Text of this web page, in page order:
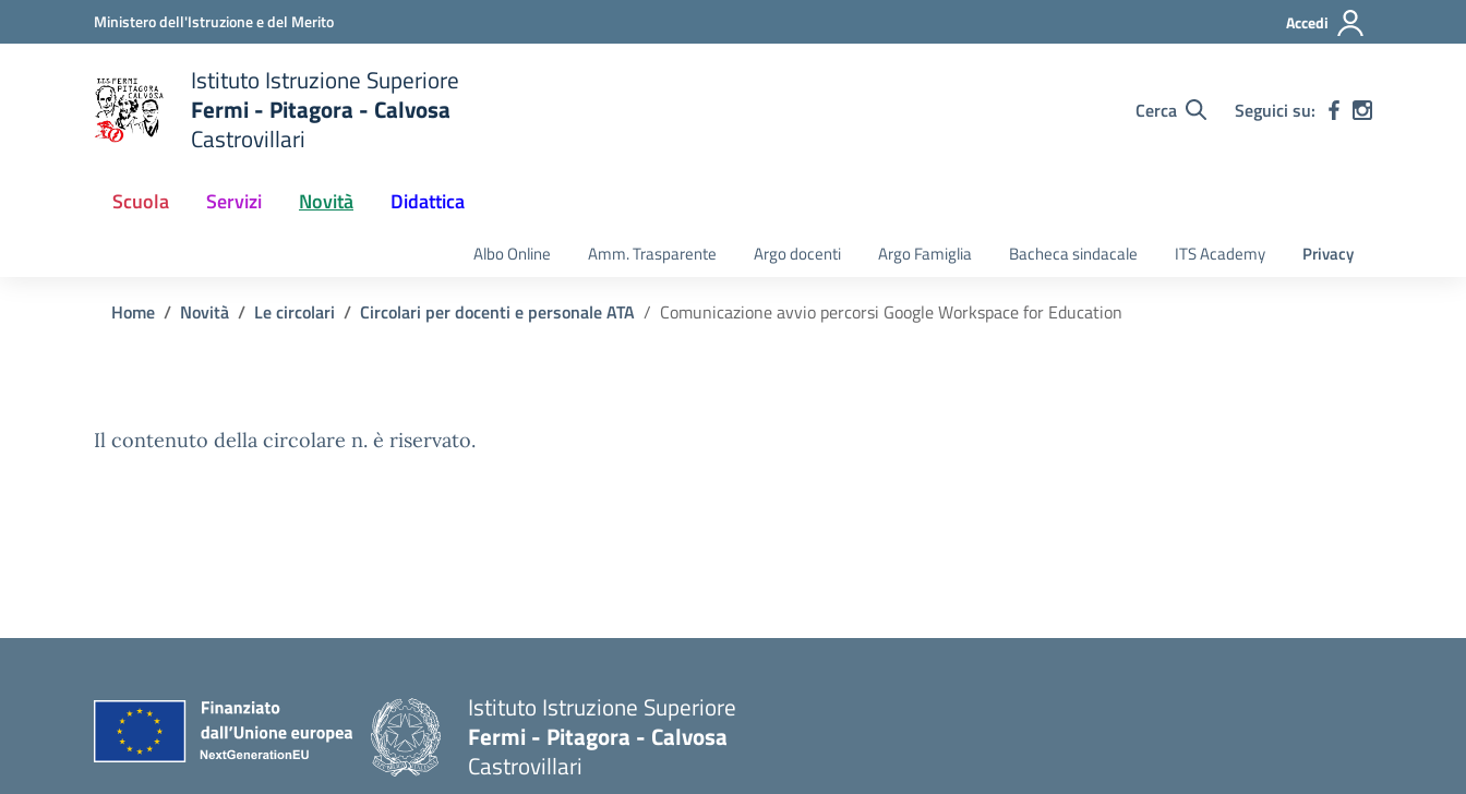
Vai ai contenuti
Vai al menu di navigazioneMinistero dell'Istruzione e del Merito Accedi
Istituto Istruzione Superiore
Fermi - Pitagora - Calvosa
Castrovillari
Cerca Seguici su:
Scuola Servizi Novità Didattica
Albo Online Amm. Trasparente Argo docenti Argo Famiglia Bacheca sindacale ITS Academy Privacy
Home Novità Le circolari Circolari per docenti e personale ATA Comunicazione avvio percorsi Google Workspace for Education
Il contenuto della circolare n. è riservato.
Istituto Istruzione Superiore
Fermi - Pitagora - Calvosa
Castrovillari